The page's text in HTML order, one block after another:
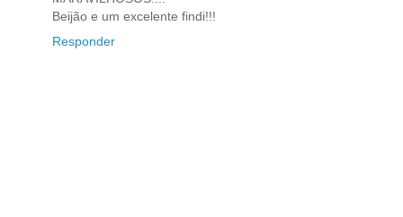
Beijão e um excelente findi!!!
Responder